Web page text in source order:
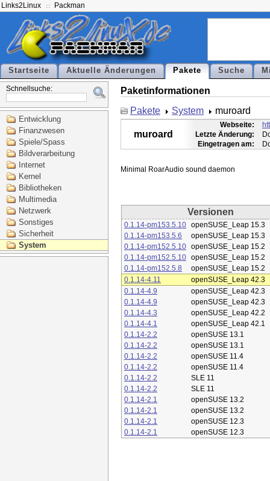
Links2Linux Packman
Startseite Aktuelle Änderungen Pakete Suche
Schnellsuche:
Entwicklung
Finanzwesen
Spiele/Spass
Bildverarbeitung
Internet
Kernel
Bibliotheken
Multimedia
Netzwerk
Sonstiges
Sicherheit
System
Paketinformationen
Pakete
System muroard
muroard
Webseite:
Letzte Änderung:
Eingetragen am:
Versionen
0.1.14-pm153.5.10 openSUSE_Leap 15.3
0.1.14-pm153.5.6
openSUSE_Leap 15.3
0.1.14-pm152.5.10 openSUSE_Leap 15.2
0.1.14-pm152.5.10 openSUSE_Leap 15.2
0.1.14-pm152.5.8
openSUSE_Leap 15.2
0.1.14-4.11
openSUSE_Leap 42.3
0.1.14-4.9
openSUSE_Leap 42.3
0.1.14-4.9
openSUSE_Leap 42.3
0.1.14-4.3
openSUSE_Leap 42.2
0.1.14-4.1
openSUSE_Leap 42.1
0.1.14-2.2
openSUSE 13.1
0.1.14-2.2
openSUSE 13.1
0.1.14-2.2
openSUSE 11.4
0.1.14-2.2
openSUSE 11.4
0.1.14-2.2
SLE 11
0.1.14-2.2
SLE 11
0.1.14-2.1
openSUSE 13.2
0.1.14-2.1
openSUSE 13.2
0.1.14-2.1
openSUSE 12.3
0.1.14-2.1
openSUSE 12.3